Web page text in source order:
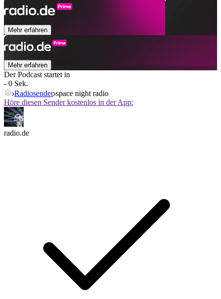
Mehr erfahren
Mehr erfahren
Der Podcast startet in
- 0 Sek.
Radiosender space night radio
Höre diesen Sender kostenlos in der App:
radio.de